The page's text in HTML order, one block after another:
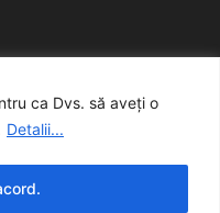
ca Dvs. să aveți o
Detalii...